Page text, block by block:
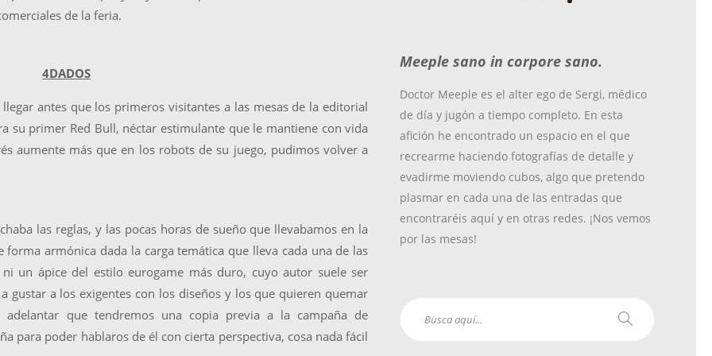
de la feria.
4DADOS
antes que los primeros visitantes a las mesas de la editorial
su primer Red Bull, néctar estimulante que le mantiene con vida
aumente más que en los robots de su juego, pudimos volver a
las reglas, y las pocas horas de sueño que llevabamos en la
armónica dada la carga temática que lleva cada una de las
un ápice del estilo eurogame más duro, cuyo autor suele ser
gustar a los exigentes con los diseños y los que quieren quemar
que tendremos una copia previa a la campaña de
para poder hablaros de él con cierta perspectiva, cosa nada fácil
k a
m
Meeple sano in corpore sano.
Doctor Meeple es el alter ego de Sergi, médico
de día y jugón a tiempo completo. En esta
afición he encontrado un espacio en el que
recrearme haciendo fotografías de detalle y
evadirme moviendo cubos, algo que pretendo
plasmar en cada una de las entradas que
encontraréis aquí y en otras redes. ¡Nos vemos
por las mesas!